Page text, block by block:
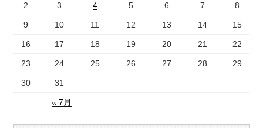
« 7月
2 3 4 5 6 7 8
9 10 11 12 13 14 15
16 17 18 19 20 21 22
23 24 25 26 27 28 29
30 31